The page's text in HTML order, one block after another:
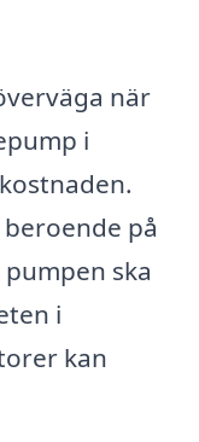
när
i
på
ska
i
kan